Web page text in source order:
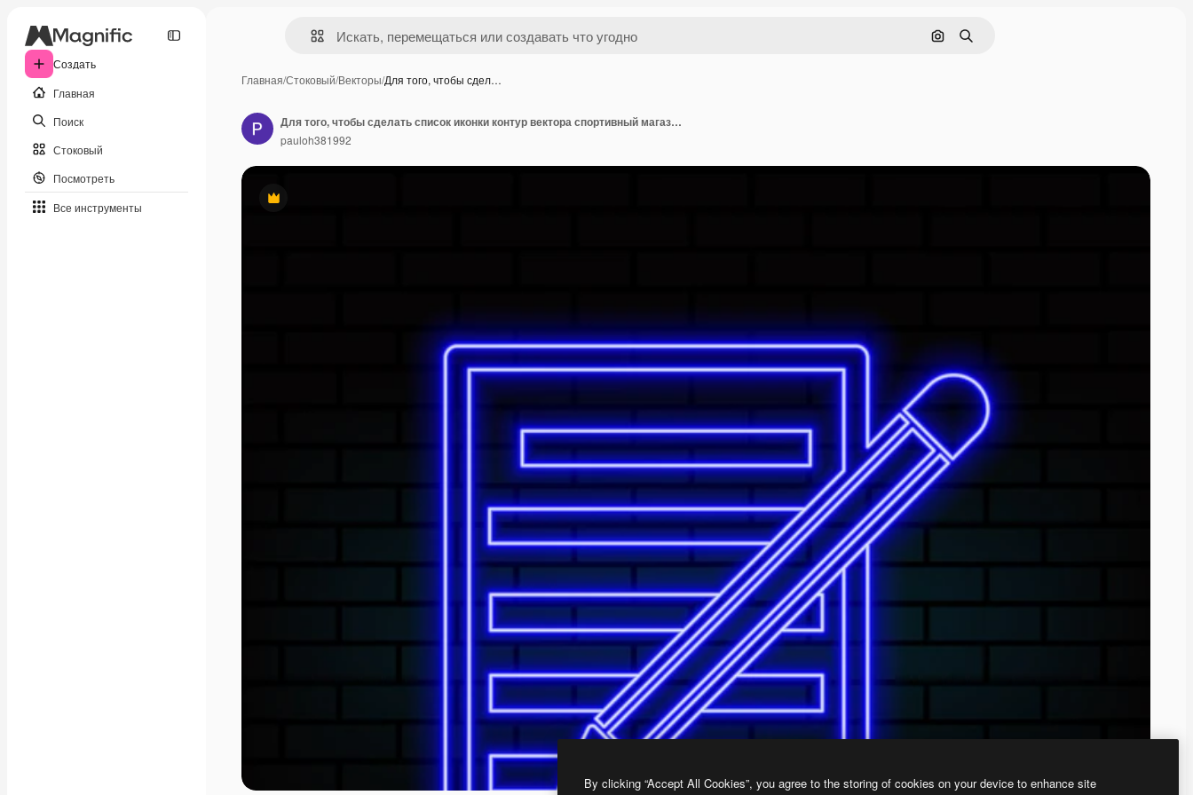
Создать
Главная
Поиск
Стоковый
Посмотреть
Все инструменты
Поиск по изображению
Поиск
Главная/Стоковый/Векторы/Для того, чтобы сдел…
Премиум
Для того, чтобы сделать список иконки контур вектора спортивный магазин онлайн элемент неоновый цвет изолирован на черно-зеленом
pauloh381992
By clicking “Accept All Cookies”, you agree to the storing of cookies on your device to enhance site